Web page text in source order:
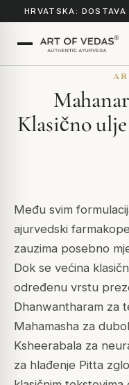
HRVATSKA:
Klasično
Među svim
ajurvedski
zauzima posebno
Dok se većina
određenu vrstu
Dhanwantharam za
Mahamasha za
Ksheerabala za
za hlađenje Pitta